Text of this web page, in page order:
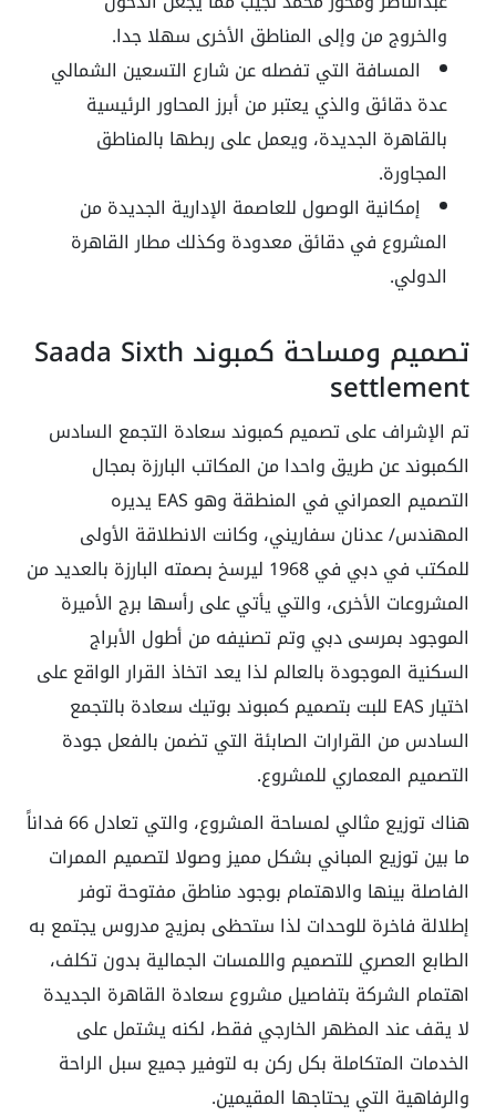
والخروج من وإلى المناطق الأخرى سهلا جدا.
المسافة التي تفصله عن شارع التسعين الشمالي
عدة دقائق والذي يعتبر من أبرز المحاور الرئيسية
بالقاهرة الجديدة، ويعمل على ربطها بالمناطق
المجاورة.
إمكانية الوصول للعاصمة الإدارية الجديدة من
المشروع في دقائق معدودة وكذلك مطار القاهرة
الدولي.
تصميم ومساحة كمبوند Saada Sixth
settlement
تم الإشراف على تصميم كمبوند سعادة التجمع السادس
الكمبوند عن طريق واحدا من المكاتب البارزة بمجال
التصميم العمراني في المنطقة وهو EAS يديره
المهندس/ عدنان سفاريني، وكانت الانطلاقة الأولى
للمكتب في دبي في 1968 ليرسخ بصمته البارزة بالعديد من
المشروعات الأخرى، والتي يأتي على رأسها برج الأميرة
الموجود بمرسى دبي وتم تصنيفه من أطول الأبراج
السكنية الموجودة بالعالم لذا يعد اتخاذ القرار الواقع على
اختيار EAS للبت بتصميم كمبوند بوتيك سعادة بالتجمع
السادس من القرارات الصابئة التي تضمن بالفعل جودة
التصميم المعماري للمشروع.
هناك توزيع مثالي لمساحة المشروع، والتي تعادل 66 فداناً
ما بين توزيع المباني بشكل مميز وصولا لتصميم الممرات
الفاصلة بينها والاهتمام بوجود مناطق مفتوحة توفر
إطلالة فاخرة للوحدات لذا ستحظى بمزيج مدروس يجتمع به
الطابع العصري للتصميم واللمسات الجمالية بدون تكلف،
اهتمام الشركة بتفاصيل مشروع سعادة القاهرة الجديدة
لا يقف عند المظهر الخارجي فقط، لكنه يشتمل على
الخدمات المتكاملة بكل ركن به لتوفير جميع سبل الراحة
والرفاهية التي يحتاجها المقيمين.